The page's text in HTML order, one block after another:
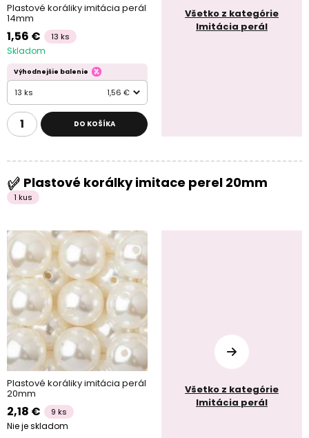
Plastové koráliky imitácia perál
14mm
1,56 € 13 ks
Skladom
Výhodnejšie balenie
13 ks 1,56 €
DO KOŠÍKA
Všetko z kategórie
Imitácia perál
Plastové korálky imitace perel 20mm
1 kus
Plastové koráliky imitácia perál
20mm
2,18 € 9 ks
Nie je skladom
Všetko z kategórie
Imitácia perál